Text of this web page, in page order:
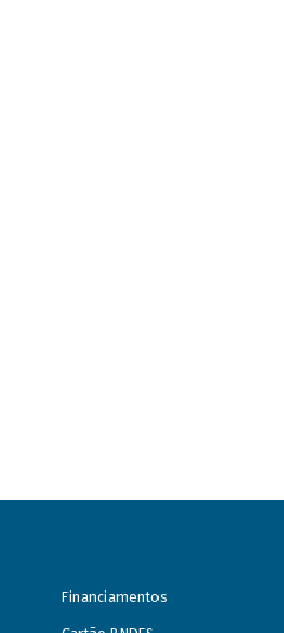
Financiamentos